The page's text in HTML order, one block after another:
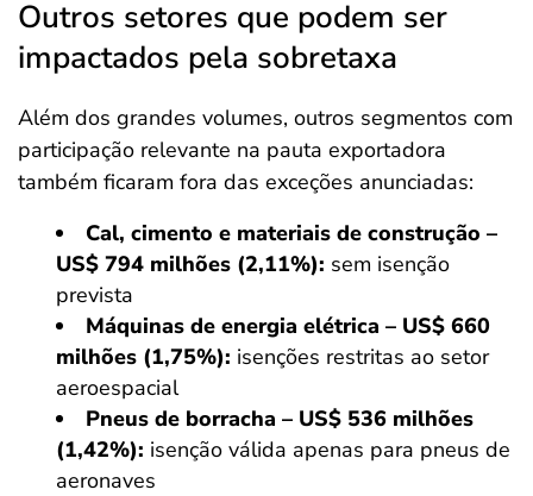
Outros setores que podem ser
impactados pela sobretaxa
Além dos grandes volumes, outros segmentos com
participação relevante na pauta exportadora
também ficaram fora das exceções anunciadas:
Cal, cimento e materiais de construção –
US$ 794 milhões (2,11%): sem isenção
prevista
Máquinas de energia elétrica – US$ 660
milhões (1,75%): isenções restritas ao setor
aeroespacial
Pneus de borracha – US$ 536 milhões
(1,42%): isenção válida apenas para pneus de
aeronaves